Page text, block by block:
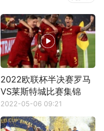
2022欧联杯半决赛罗马
VS莱斯特城比赛集锦
2022-05-06 09:21